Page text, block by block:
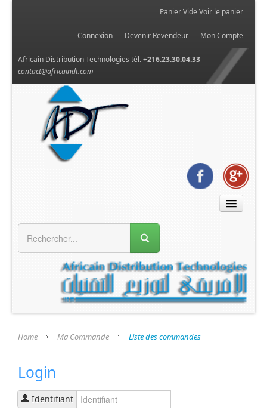
Panier Vide Voir le panier
Connexion Devenir Revendeur Mon Compte
Africain Distribution Technologies tél.+216.23.30.04.33
contact@africaindt.com
MENU GÉNÉRAL
Home Ma Commande Liste des commandes
Login
Identifiant